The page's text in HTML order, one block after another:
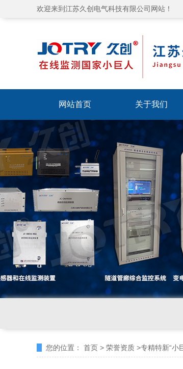
欢迎来到江苏久创电气科技有限公司网站！
网站首页 关于我们
您的位置： 首页 > 荣誉资质 >专精特新“小